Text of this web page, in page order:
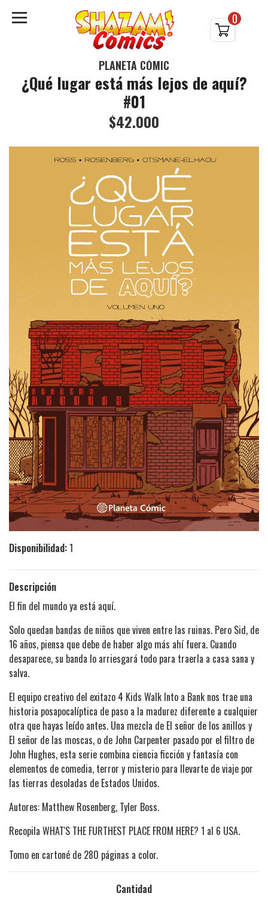
0
PLANETA CÓMIC
¿Qué lugar está más lejos de aquí?
#01
$42.000
Disponibilidad:1
Descripción
El fin del mundo ya está aquí.
Solo quedan bandas de niños que viven entre las ruinas. Pero Sid, de
16 años, piensa que debe de haber algo más ahí fuera. Cuando
desaparece, su banda lo arriesgará todo para traerla a casa sana y
salva.
El equipo creativo del exitazo 4 Kids Walk Into a Bank nos trae una
historia posapocalíptica de paso a la madurez diferente a cualquier
otra que hayas leído antes. Una mezcla de El señor de los anillos y
El señor de las moscas, o de John Carpenter pasado por el filtro de
John Hughes, esta serie combina ciencia ficción y fantasía con
elementos de comedia, terror y misterio para llevarte de viaje por
las tierras desoladas de Estados Unidos.
Autores: Matthew Rosenberg, Tyler Boss.
Recopila WHAT'S THE FURTHEST PLACE FROM HERE? 1 al 6 USA.
Tomo en cartoné de 280 páginas a color.
Cantidad